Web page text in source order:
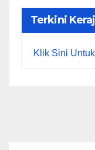
Terkini
Klik Sini